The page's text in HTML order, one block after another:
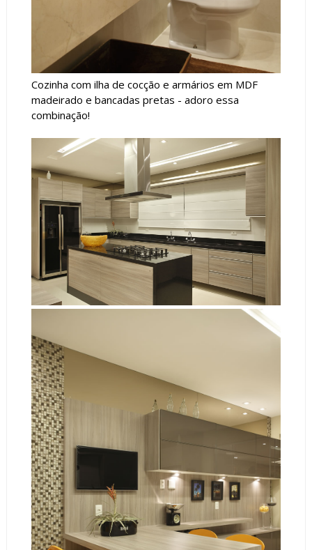
Cozinha com ilha de cocção e armários em MDF
madeirado e bancadas pretas - adoro essa
combinação!